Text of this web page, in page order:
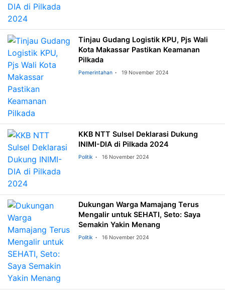
Tinjau Gudang Logistik KPU, Pjs Wali
Kota Makassar Pastikan Keamanan
Pilkada
Pemerintahan 19 November 2024
KKB NTT Sulsel Deklarasi Dukung
INIMI-DIA di Pilkada 2024
Politik 16 November 2024
Dukungan Warga Mamajang Terus
Mengalir untuk SEHATI, Seto: Saya
Semakin Yakin Menang
Politik 16 November 2024